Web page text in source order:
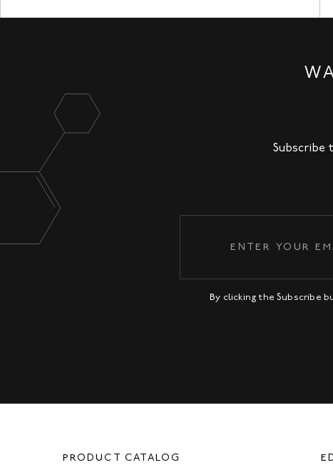
Subscribe
By clicking the Subscribe
PRODUCT CATALOG